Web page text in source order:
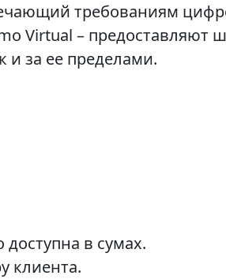
требованиям
Virtual – предоставляют
и за ее пределами.
в сумах.
клиента.